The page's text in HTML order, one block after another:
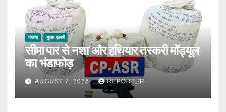
पंजाब मुख्य ख़बरें
सीमा पार से नशा और हथियार तस्करी मॉड्यूल
का भंडाफोड़
AUGUST 7, 2026 REPORTER